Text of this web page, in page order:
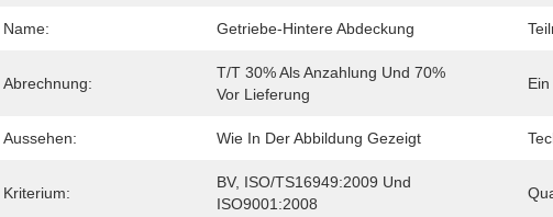
Name: Getriebe-Hintere Abdeckung
Abrechnung:
T/T 30% Als Anzahlung Und 70%
Vor Lieferung
Aussehen: Wie In Der Abbildung Gezeigt
Kriterium:
BV, ISO/TS16949:2009 Und
ISO9001:2008